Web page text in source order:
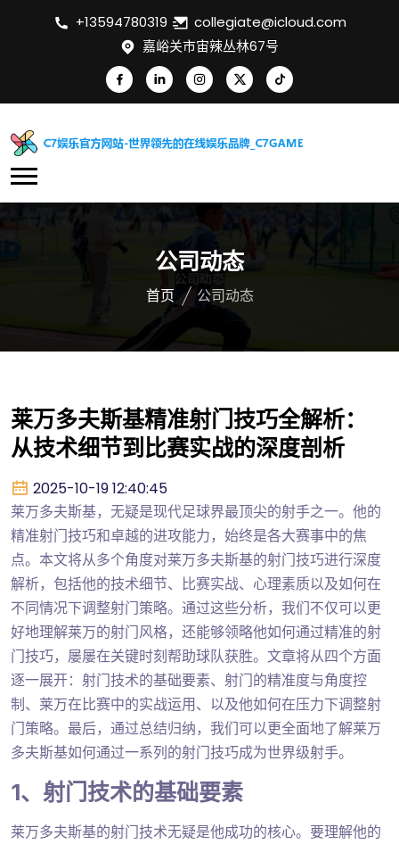
+13594780319
collegiate@icloud.com
嘉峪关市宙辣丛林67号
公司动态
首页 公司动态
莱万多夫斯基精准射门技巧全解析：
从技术细节到比赛实战的深度剖析
2025-10-19 12:40:45
莱万多夫斯基，无疑是现代足球界最顶尖的射手之一。他的
精准射门技巧和卓越的进攻能力，始终是各大赛事中的焦
点。本文将从多个角度对莱万多夫斯基的射门技巧进行深度
解析，包括他的技术细节、比赛实战、心理素质以及如何在
不同情况下调整射门策略。通过这些分析，我们不仅可以更
好地理解莱万的射门风格，还能够领略他如何通过精准的射
门技巧，屡屡在关键时刻帮助球队获胜。文章将从四个方面
逐一展开：射门技术的基础要素、射门的精准度与角度控
制、莱万在比赛中的实战运用、以及他如何在压力下调整射
门策略。最后，通过总结归纳，我们可以更全面地了解莱万
多夫斯基如何通过一系列的射门技巧成为世界级射手。
1、射门技术的基础要素
莱万多夫斯基的射门技术无疑是他成功的核心。要理解他的